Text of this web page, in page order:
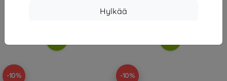
Hylkää
-10% -10%